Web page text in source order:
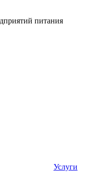
питания
Услуги